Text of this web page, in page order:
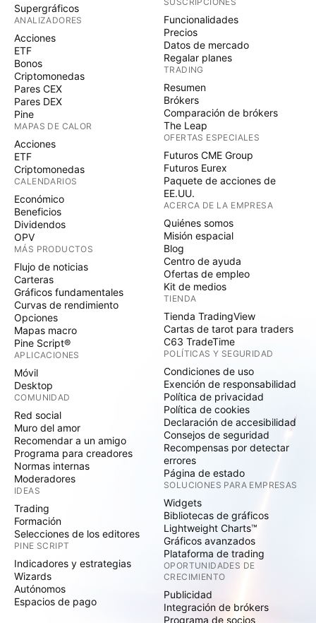
Supergráficos
ANALIZADORES
Acciones
ETF
Bonos
Criptomonedas
Pares CEX
Pares DEX
Pine
MAPAS DE CALOR
Acciones
ETF
Criptomonedas
CALENDARIOS
Económico
Beneficios
Dividendos
OPV
MÁS PRODUCTOS
Flujo de noticias
Carteras
Gráficos fundamentales
Curvas de rendimiento
Opciones
Mapas macro
Pine Script®
APLICACIONES
Móvil
Desktop
COMUNIDAD
Red social
Muro del amor
Recomendar a un amigo
Programa para creadores
Normas internas
Moderadores
IDEAS
Trading
Formación
Selecciones de los editores
PINE SCRIPT
Indicadores y estrategias
Wizards
Autónomos
Espacios de pago
Funcionalidades
Precios
Datos de mercado
Regalar planes
TRADING
Resumen
Brókers
Comparación de brókers
The Leap
OFERTAS ESPECIALES
Futuros CME Group
Futuros Eurex
Paquete de acciones de
EE.UU.
ACERCA DE LA EMPRESA
Quiénes somos
Misión espacial
Blog
Centro de ayuda
Ofertas de empleo
Kit de medios
TIENDA
Tienda TradingView
Cartas de tarot para traders
C63 TradeTime
POLÍTICAS Y SEGURIDAD
Condiciones de uso
Exención de responsabilidad
Política de privacidad
Política de cookies
Declaración de accesibilidad
Consejos de seguridad
Recompensas por detectar
errores
Página de estado
SOLUCIONES PARA EMPRESAS
Widgets
Bibliotecas de gráficos
Lightweight Charts™
Gráficos avanzados
Plataforma de trading
OPORTUNIDADES DE
CRECIMIENTO
Publicidad
Integración de brókers
Programa de socios